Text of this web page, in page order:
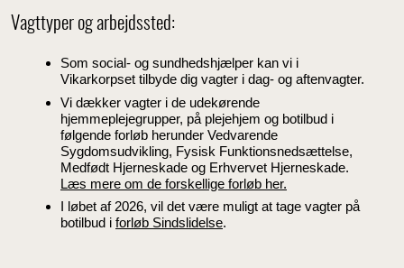
Vagttyper og arbejdssted:
Som social- og sundhedshjælper kan vi i
Vikarkorpset tilbyde dig vagter i dag- og aftenvagter.
Vi dækker vagter i de udekørende
hjemmeplejegrupper, på plejehjem og botilbud i
følgende forløb herunder Vedvarende
Sygdomsudvikling, Fysisk Funktionsnedsættelse,
Medfødt Hjerneskade og Erhvervet Hjerneskade.
Læs mere om de forskellige forløb her.
I løbet af 2026, vil det være muligt at tage vagter på
botilbud i forløb Sindslidelse.